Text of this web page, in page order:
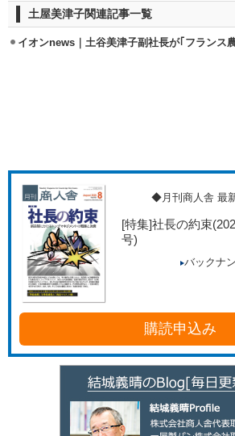
土屋美津子関連記事一覧
イオンnews｜土谷美津子副社長が｢フランス
◆月刊商人舎 最
[特集]社長の約束
号)
バックナ
購読申込み